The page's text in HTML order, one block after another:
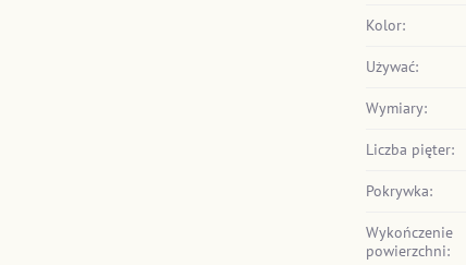
Kolor:
Używać:
Wymiary:
Liczba pięter:
Pokrywka:
Wykończenie
powierzchni: